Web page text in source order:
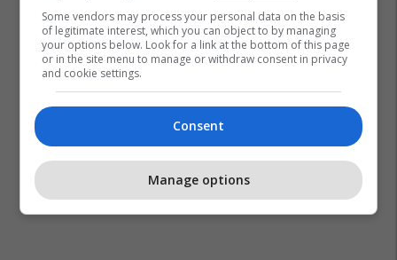
Some vendors may process your personal data on the basis
of legitimate interest, which you can object to by managing
your options below. Look for a link at the bottom of this page
or in the site menu to manage or withdraw consent in privacy
and cookie settings.
Consent
Manage options